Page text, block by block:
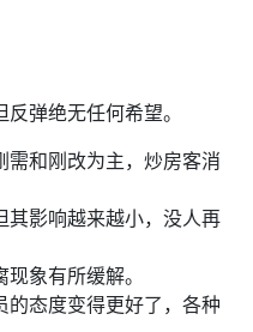
弹绝无任何希望。
需和刚改为主，炒房客消
其影响越来越小，没人再
象有所缓解。
的态度变得更好了，各种